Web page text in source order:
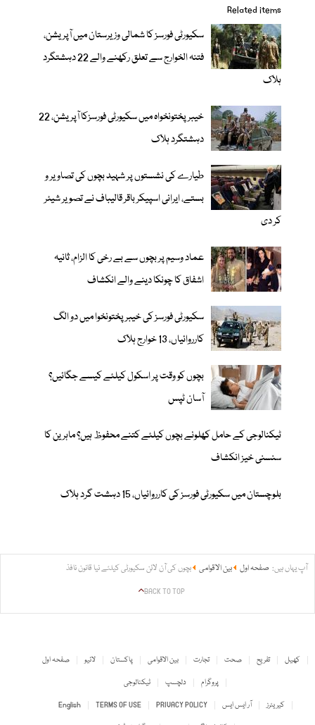
Related items
سکیورٹی فورسز کا شمالی وزیرستان میں آپریشن،
فتنہ الخوارج سے تعلق رکھنے والے 22 دہشتگرد
ہلاک
خیبر پختونخواہ میں سکیورٹی فورسزکا آپریشن، 22
دہشتگرد ہلاک
طیارے کی نشستوں پر شہید بچوں کی تصاویر و
بستے، ایرانی اسپیکر باقر قالیباف نے تصویر شیئر
کر دی
عماد وسیم پر بچوں سے بے رخی کا الزام، ثانیہ
اشفاق کا چونکا دینے والے انکشاف
سکیورٹی فورسز کی خیبر پختونخوا میں دو الگ
کارروائیاں، 13 خوارج ہلاک
بچوں کو وقت پر اسکول کیلئے کیسے جگائیں؟
آسان ٹپس
ٹیکنالوجی کے حامل کھلونے بچوں کیلئے کتنے محفوظ ہیں؟ ماہرین کا
سنسنی خیز انکشاف
بلوچستان میں سکیورٹی فورسز کی کارروائیاں، 15 دہشت گرد ہلاک
آپ یہاں ہیں: صفحہ اول بین الاقوامی بچوں کی آن لائن سکیورٹی کیلئے نیا قانون نافذ
BACK TO TOP
صفحہ اول لائیو پاکستان بین الاقوامی تجارت صحت تفریح
کھیل
ٹیکنالوجی
دلچسپ
پروگرام
English
TERMS OF USE PRIVACY POLICY آر ایس ایس
کیریئرز